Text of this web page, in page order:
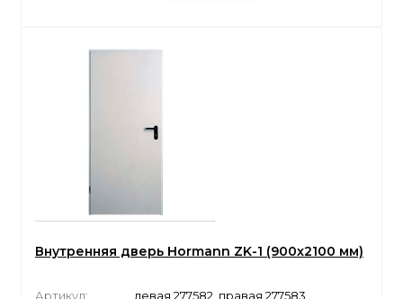
Внутренняя дверь Hormann ZK-1 (900x2100 мм)
Артикул: левая 277582, правая 277583